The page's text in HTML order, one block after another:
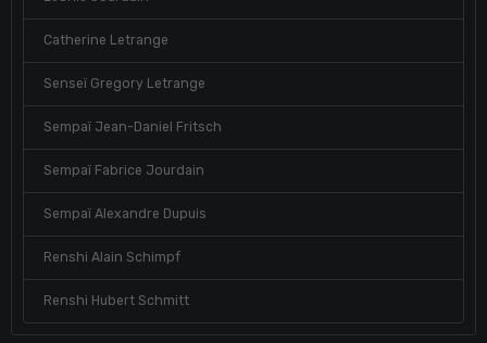
Catherine Letrange
Senseï Gregory Letrange
Sempaï Jean-Daniel Fritsch
Sempaï Fabrice Jourdain
Sempaï Alexandre Dupuis
Renshi Alain Schimpf
Renshi Hubert Schmitt